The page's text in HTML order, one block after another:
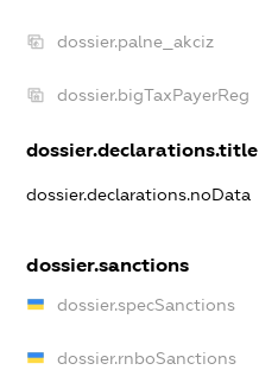
dossier.palne_akciz
dossier.bigTaxPayerReg
dossier.declarations.title
dossier.declarations.noData
dossier.sanctions
dossier.specSanctions
dossier.rnboSanctions